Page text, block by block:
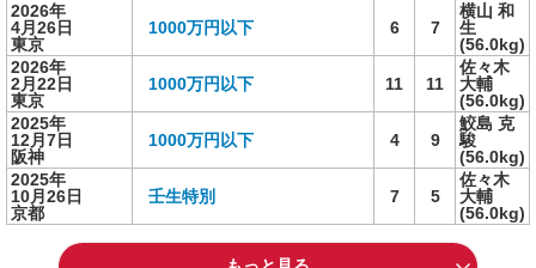
2026年
4月26日
東京
1000万円以下 6 7
横山 和
生
(56.0kg)
2026年
2月22日
東京
1000万円以下 11 11
佐々木
大輔
(56.0kg)
2025年
12月7日
阪神
1000万円以下 4 9
鮫島 克
駿
(56.0kg)
2025年
10月26日
京都
壬生特別 7 5
佐々木
大輔
(56.0kg)